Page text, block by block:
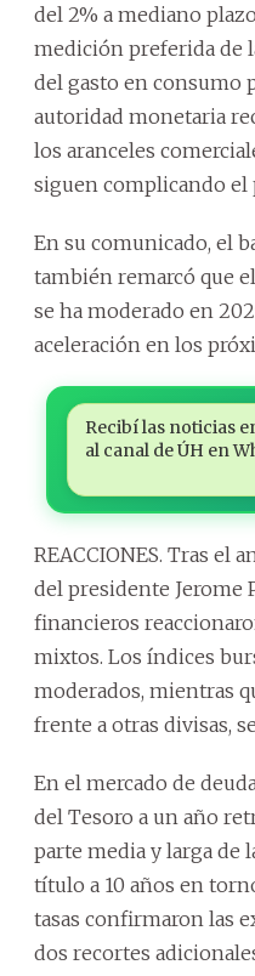
del 2% a mediano
medición preferida de
del gasto en consumo
autoridad monetaria
los aranceles
siguen complicando el
En su comunicado, el
también remarcó que
se ha moderado en
aceleración en los
Recibí las noticias
al canal de ÚH en
REACCIONES. Tras el
del presidente Jerome
financieros
mixtos. Los índices
moderados, mientras
frente a otras divisas,
En el mercado de
del Tesoro a un año
parte media y larga de
título a 10 años en
tasas confirmaron las
dos recortes